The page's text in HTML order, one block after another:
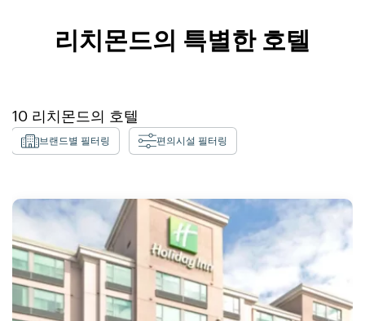
리치몬드의 특별한 호텔
10 리치몬드 의 호텔
브랜드별 필터링 편의시설 필터링